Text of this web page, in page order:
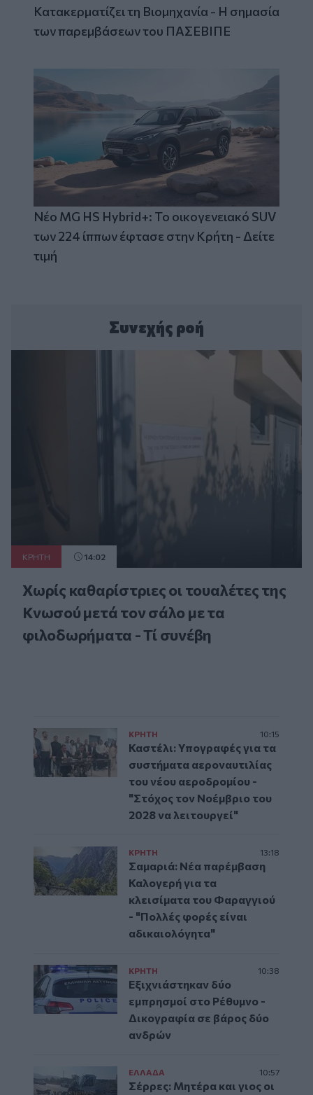
Κατακερματίζει τη Βιομηχανία - Η σημασία
των παρεμβάσεων του ΠΑΣΕΒΙΠΕ
Νέο MG HS Hybrid+: Το οικογενειακό SUV
των 224 ίππων έφτασε στην Κρήτη - Δείτε
τιμή
Συνεχής ροή
ΚΡΗΤΗ 14:02
Χωρίς καθαρίστριες οι τουαλέτες της
Κνωσού μετά τον σάλο με τα
φιλοδωρήματα - Τί συνέβη
ΚΡΗΤΗ 10:15
Καστέλι: Υπογραφές για τα
συστήματα αεροναυτιλίας
του νέου αεροδρομίου -
"Στόχος τον Νοέμβριο του
2028 να λειτουργεί"
ΚΡΗΤΗ 13:18
Σαμαριά: Νέα παρέμβαση
Καλογερή για τα
κλεισίματα του Φαραγγιού
- "Πολλές φορές είναι
αδικαιολόγητα"
ΚΡΗΤΗ 10:38
Εξιχνιάστηκαν δύο
εμπρησμοί στο Ρέθυμνο -
Δικογραφία σε βάρος δύο
ανδρών
ΕΛΛAΔΑ 10:57
Σέρρες: Μητέρα και γιος οι